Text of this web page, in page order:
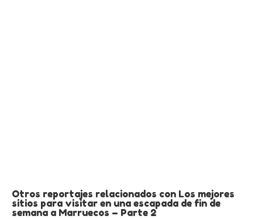
Otros reportajes relacionados con Los mejores
sitios para visitar en una escapada de fin de
semana a Marruecos – Parte 2